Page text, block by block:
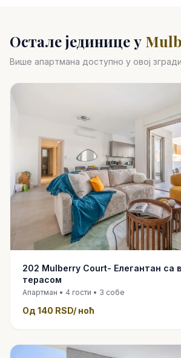
Остале јединице у
Више апартмана доступно у овој згради
202 Mulberry Court- Елегантан са
терасом
Апартман • 4 гости • 3 собе
Од 140 RSD/ ноћ